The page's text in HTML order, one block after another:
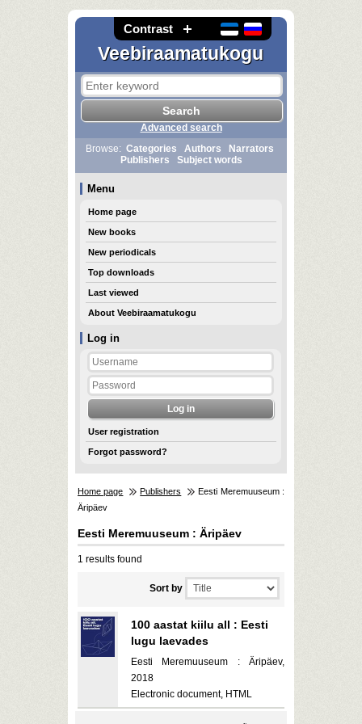
Contrast
Veebiraamatukogu
Log in
User registration
Forgot password?
Advanced search
Browse: Categories Authors
Narrators
Publishers
Subject words
Menu
Home page
New books
New periodicals
Top downloads
Last viewed
About Veebiraamatukogu
Home page Publishers
Eesti Meremuuseum :
Äripäev
Eesti Meremuuseum : Äripäev
1 results found
Sort by
100 aastat kiilu all : Eesti
lugu laevades
Eesti Meremuuseum : Äripäev,
2018
Electronic document, HTML